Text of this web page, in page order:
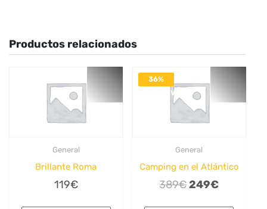
Productos relacionados
General
Brillante Roma
119€
36%
DESACTIVADO
General
Camping en el Atlántico
389€El
249€El